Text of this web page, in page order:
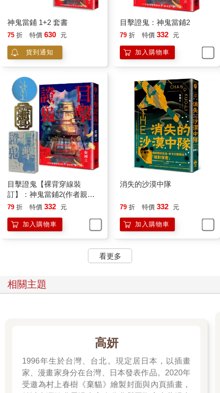
神鬼當鋪 1+2 套書
75 折 特價 630 元
貨到通知
目擊證鬼：神鬼當鋪2
79 折 特價 332 元
加入購物車
目擊證鬼【裸背穿線裝
訂】：神鬼當鋪2(作者親簽
＋雨漸耳金屬書籤)
79 折 特價 332 元
加入購物車
消失的沙漠中隊
79 折 特價 332 元
加入購物車
看更多
相關主題
高妍
1996年生於台灣、台北。現定居日本，以插畫
家、漫畫家身分在台灣、日本發表作品。2020年
受邀為村上春樹《棄貓》繪製封面與內頁插畫，